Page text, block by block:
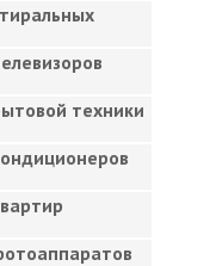
техники